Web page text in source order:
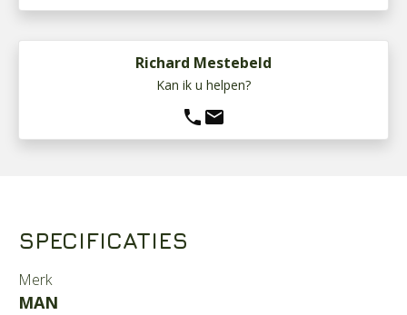
Richard Mestebeld
Kan ik u helpen?
phone mail
SPECIFICATIES
Merk
MAN